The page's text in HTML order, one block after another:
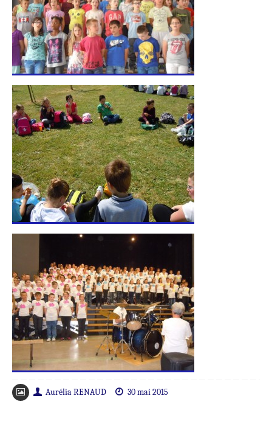
Aurélia RENAUD 30 mai 2015